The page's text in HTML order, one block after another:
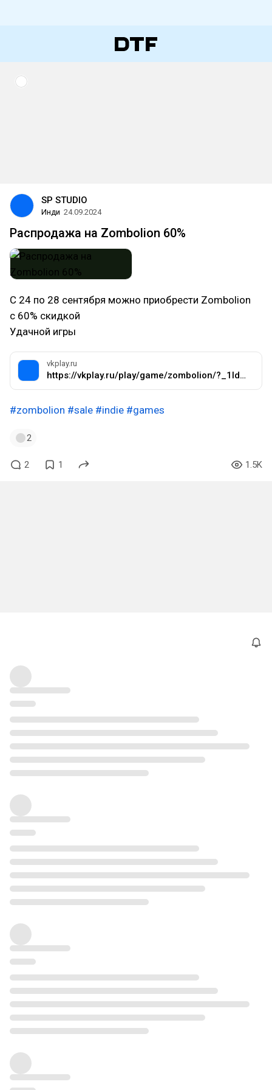
SP STUDIO
Инди 24.09.2024
Распродажа на Zombolion 60%
С 24 по 28 сентября можно приобрести Zombolion
с 60% скидкой
Удачной игры
vkplay.ru
https://vkplay.ru/play/game/zombolion/?_1ld=3479230_2078718&amp;_1lp=1&amp;mt_link_id=hi7189&amp;mt_sub1=autumnlsale24&amp;mt_sub2=internal&amp;mt_sub3=sliderweb
#zombolion #sale #indie #games
2
2 1 1.5K